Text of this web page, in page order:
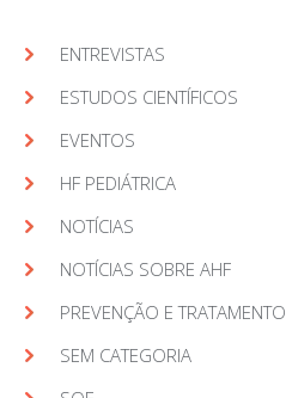
ENTREVISTAS
ESTUDOS CIENTÍFICOS
EVENTOS
HF PEDIÁTRICA
NOTÍCIAS
NOTÍCIAS SOBRE AHF
PREVENÇÃO E TRATAMENTO
SEM CATEGORIA